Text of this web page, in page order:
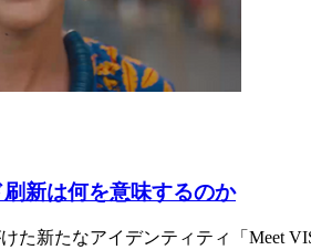
新は何を意味するのか
た新たなアイデンティティ「Meet